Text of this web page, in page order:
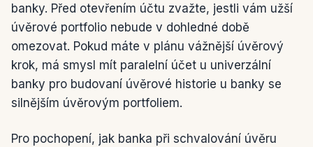
banky. Před otevřením účtu zvažte, jestli vám užší
úvěrové portfolio nebude v dohledné době
omezovat. Pokud máte v plánu vážnější úvěrový
krok, má smysl mít paralelní účet u univerzální
banky pro budovaní úvěrové historie u banky se
silnějším úvěrovým portfoliem.
Pro pochopení, jak banka při schvalování úvěru